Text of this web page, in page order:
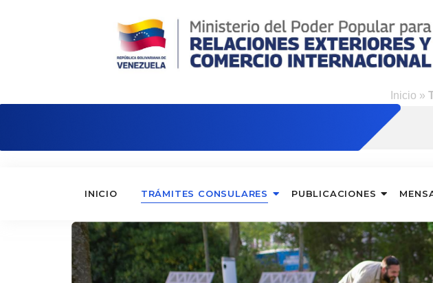
Inicio »
INICIO TRÁMITES CONSULARES PUBLICACIONES